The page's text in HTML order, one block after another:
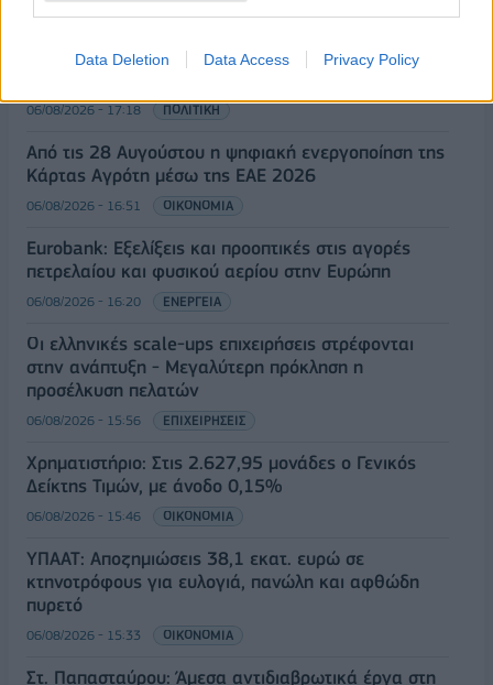
Data Deletion Data Access Privacy Policy
Στρατηγική προτεραιότητα η ενίσχυση της
06/08/2026 - 17:18 ΠΟΛΙΤΙΚΗ
Από τις 28 Αυγούστου η ψηφιακή ενεργοποίηση της
Κάρτας Αγρότη μέσω της ΕΑΕ 2026
06/08/2026 - 16:51 ΟΙΚΟΝΟΜΙΑ
Eurobank: Εξελίξεις και προοπτικές στις αγορές
πετρελαίου και φυσικού αερίου στην Ευρώπη
06/08/2026 - 16:20 ΕΝΕΡΓΕΙΑ
Οι ελληνικές scale-ups επιχειρήσεις στρέφονται
στην ανάπτυξη - Μεγαλύτερη πρόκληση η
προσέλκυση πελατών
06/08/2026 - 15:56 ΕΠΙΧΕΙΡΗΣΕΙΣ
Χρηματιστήριο: Στις 2.627,95 μονάδες ο Γενικός
Δείκτης Τιμών, με άνοδο 0,15%
06/08/2026 - 15:46 ΟΙΚΟΝΟΜΙΑ
ΥΠΑΑΤ: Αποζημιώσεις 38,1 εκατ. ευρώ σε
κτηνοτρόφους για ευλογιά, πανώλη και αφθώδη
πυρετό
06/08/2026 - 15:33 ΟΙΚΟΝΟΜΙΑ
Στ. Παπασταύρου: Άμεσα αντιδιαβρωτικά έργα στη